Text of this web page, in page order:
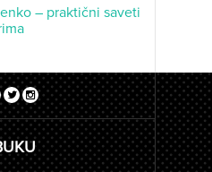
– praktični saveti